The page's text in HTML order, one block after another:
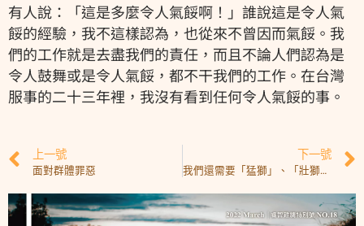
有人說：「這是多麼令人氣餒啊！」誰說這是令人氣
餒的經驗，我不這樣認為，也從來不曾因而氣餒。我
們的工作就是去盡我們的責任，而且不論人們認為是
令人鼓舞或是令人氣餒，都不干我們的工作。在台灣
服事的二十三年裡，我沒有看到任何令人氣餒的事。
上一號
面對群體罪惡
下一號
我們還需要「猛獅」、「壯獅」嗎？